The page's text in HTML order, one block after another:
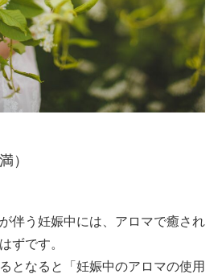
）
伴う妊娠中には、アロマで癒され
ずです。
となると「妊娠中のアロマの使用